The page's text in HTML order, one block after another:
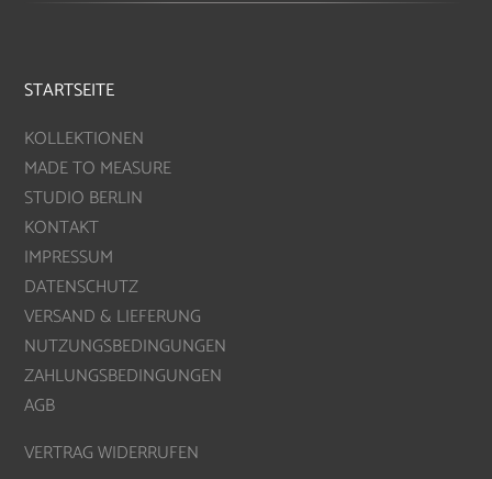
STARTSEITE
KOLLEKTIONEN
MADE TO MEASURE
STUDIO BERLIN
KONTAKT
IMPRESSUM
DATENSCHUTZ
VERSAND & LIEFERUNG
NUTZUNGSBEDINGUNGEN
ZAHLUNGSBEDINGUNGEN
AGB
VERTRAG WIDERRUFEN